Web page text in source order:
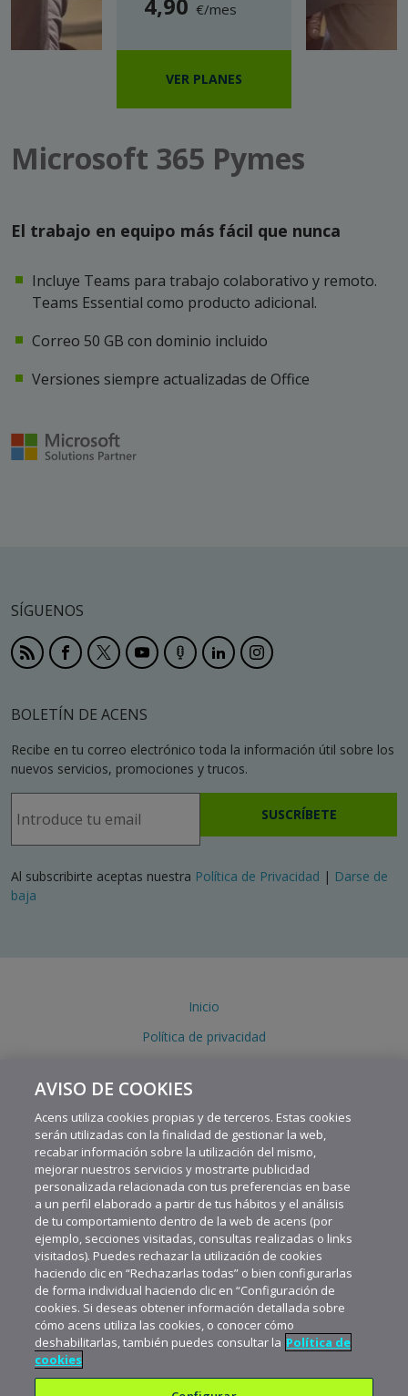
€/mes
VER PLANES
Microsoft 365 Pymes
El trabajo en equipo más fácil que nunca
Incluye Teams para trabajo colaborativo y remoto.
Teams Essential como producto adicional.
Correo 50 GB con dominio incluido
Versiones siempre actualizadas de Office
SÍGUENOS
BOLETÍN DE ACENS
Recibe en tu correo electrónico toda la información útil sobre los
nuevos servicios, promociones y trucos.
SUSCRÍBETE
Al subscribirte aceptas nuestra Política de Privacidad | Darse de
baja
Inicio
Política de privacidad
Aviso legal
Copyright © 1997-2026 acens Technologies, S.L.U.
AVISO DE COOKIES
Acens utiliza cookies propias y de terceros. Estas cookies
serán utilizadas con la finalidad de gestionar la web,
recabar información sobre la utilización del mismo,
mejorar nuestros servicios y mostrarte publicidad
personalizada relacionada con tus preferencias en base
a un perfil elaborado a partir de tus hábitos y el análisis
de tu comportamiento dentro de la web de acens (por
ejemplo, secciones visitadas, consultas realizadas o links
visitados). Puedes rechazar la utilización de cookies
haciendo clic en “Rechazarlas todas” o bien configurarlas
de forma individual haciendo clic en “Configuración de
cookies. Si deseas obtener información detallada sobre
cómo acens utiliza las cookies, o conocer cómo
deshabilitarlas, también puedes consultar la Política de
cookies